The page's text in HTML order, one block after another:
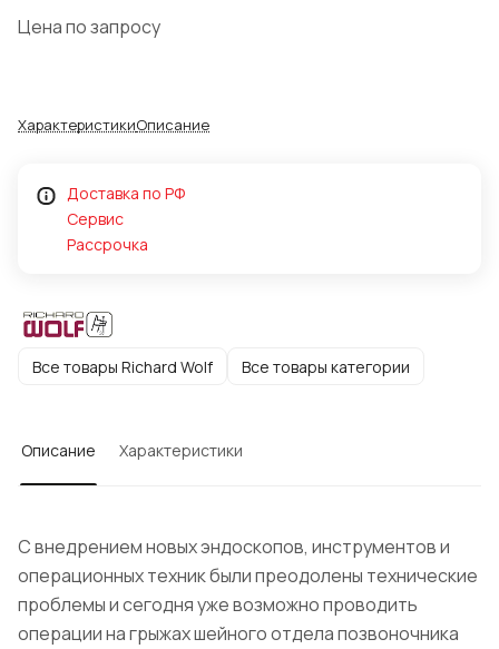
Цена по запросу
ХарактеристикиОписание
Доставка по РФ
Сервис
Рассрочка
Все товары Richard Wolf Все товары категории
Описание Характеристики
С внедрением новых эндоскопов, инструментов и
операционных техник были преодолены технические
проблемы и сегодня уже возможно проводить
операции на грыжах шейного отдела позвоночника